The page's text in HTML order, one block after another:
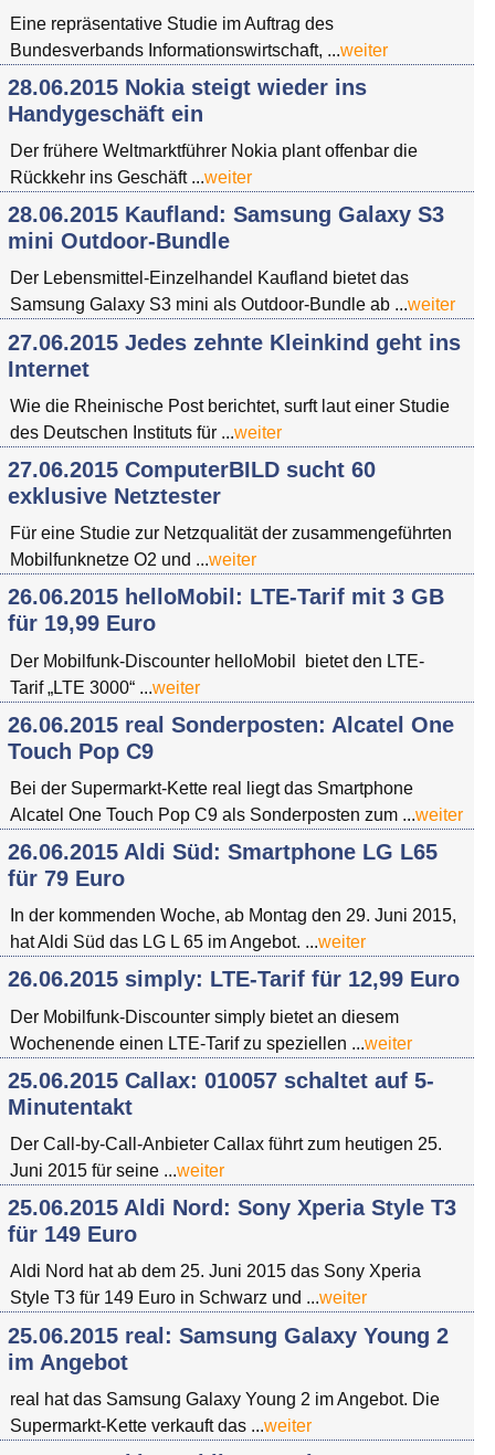
Eine repräsentative Studie im Auftrag des
Bundesverbands Informationswirtschaft, ...weiter
28.06.2015 Nokia steigt wieder ins
Handygeschäft ein
Der frühere Weltmarktführer Nokia plant offenbar die
Rückkehr ins Geschäft ...weiter
28.06.2015 Kaufland: Samsung Galaxy S3
mini Outdoor-Bundle
Der Lebensmittel-Einzelhandel Kaufland bietet das
Samsung Galaxy S3 mini als Outdoor-Bundle ab ...weiter
27.06.2015 Jedes zehnte Kleinkind geht ins
Internet
Wie die Rheinische Post berichtet, surft laut einer Studie
des Deutschen Instituts für ...weiter
27.06.2015 ComputerBILD sucht 60
exklusive Netztester
Für eine Studie zur Netzqualität der zusammengeführten
Mobilfunknetze O2 und ...weiter
26.06.2015 helloMobil: LTE-Tarif mit 3 GB
für 19,99 Euro
Der Mobilfunk-Discounter helloMobil bietet den LTE-
Tarif „LTE 3000“ ...weiter
26.06.2015 real Sonderposten: Alcatel One
Touch Pop C9
Bei der Supermarkt-Kette real liegt das Smartphone
Alcatel One Touch Pop C9 als Sonderposten zum ...weiter
26.06.2015 Aldi Süd: Smartphone LG L65
für 79 Euro
In der kommenden Woche, ab Montag den 29. Juni 2015,
hat Aldi Süd das LG L 65 im Angebot. ...weiter
26.06.2015 simply: LTE-Tarif für 12,99 Euro
Der Mobilfunk-Discounter simply bietet an diesem
Wochenende einen LTE-Tarif zu speziellen ...weiter
25.06.2015 Callax: 010057 schaltet auf 5-
Minutentakt
Der Call-by-Call-Anbieter Callax führt zum heutigen 25.
Juni 2015 für seine ...weiter
25.06.2015 Aldi Nord: Sony Xperia Style T3
für 149 Euro
Aldi Nord hat ab dem 25. Juni 2015 das Sony Xperia
Style T3 für 149 Euro in Schwarz und ...weiter
25.06.2015 real: Samsung Galaxy Young 2
im Angebot
real hat das Samsung Galaxy Young 2 im Angebot. Die
Supermarkt-Kette verkauft das ...weiter